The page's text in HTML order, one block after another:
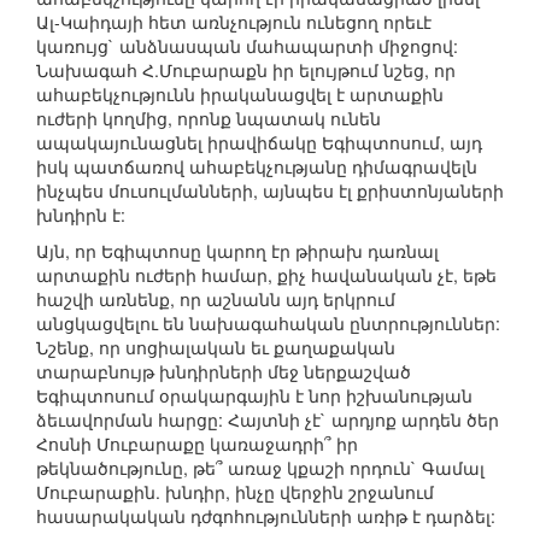
Ալ-Կաիդայի հետ առնչություն ունեցող որեւէ
կառույց` անձնասպան մահապարտի միջոցով:
Նախագահ Հ.Մուբարաքն իր ելույթում նշեց, որ
ահաբեկչությունն իրականացվել է արտաքին
ուժերի կողմից, որոնք նպատակ ունեն
ապակայունացնել իրավիճակը Եգիպտոսում, այդ
իսկ պատճառով ահաբեկչությանը դիմագրավելն
ինչպես մուսուլմանների, այնպես էլ քրիստոնյաների
խնդիրն է:
Այն, որ Եգիպտոսը կարող էր թիրախ դառնալ
արտաքին ուժերի համար, քիչ հավանական չէ, եթե
հաշվի առնենք, որ աշնանն այդ երկրում
անցկացվելու են նախագահական ընտրություններ:
Նշենք, որ սոցիալական եւ քաղաքական
տարաբնույթ խնդիրների մեջ ներքաշված
Եգիպտոսում օրակարգային է նոր իշխանության
ձեւավորման հարցը: Հայտնի չէ` արդյոք արդեն ծեր
Հոսնի Մուբարաքը կառաջադրի՞ իր
թեկնածությունը, թե՞ առաջ կքաշի որդուն` Գամալ
Մուբարաքին. խնդիր, ինչը վերջին շրջանում
հասարակական դժգոհությունների առիթ է դարձել: